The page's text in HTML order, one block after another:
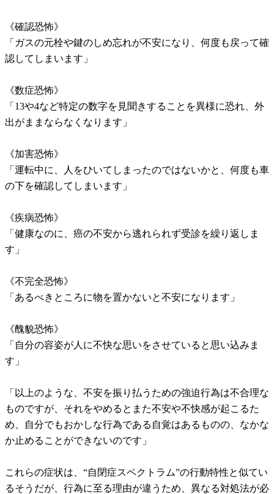
《確認恐怖》
「ガスの元栓や鍵のしめ忘れが不安になり、何度も戻って確
認してしまいます」
《数症恐怖》
「13や4など特定の数字を見聞きすることを異様に恐れ、外
出がままならなくなります」
《加害恐怖》
「運転中に、人をひいてしまったのではないかと、何度も車
の下を確認してしまいます」
《疾病恐怖》
「健康なのに、癌の不安から逃れられず受診を繰り返しま
す」
《不完全恐怖》
「あるべきところに物を置かないと不安になります」
《醜貌恐怖》
「自分の容姿が人に不快な思いをさせていると思い込みま
す」
「以上のような、不安を振り払うための強迫行為は不合理な
ものですが、それをやめるとまた不安や不快感が起こるた
め、自分でもおかしな行為である自覚はあるものの、なかな
か止めることができないのです」
これらの症状は、“自閉症スペクトラム”の行動特性と似てい
るそうだが、行為に至る理由が違うため、異なる対処法が必